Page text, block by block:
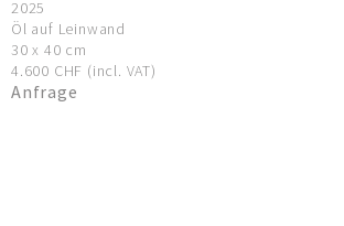
2025
Öl auf Leinwand
30 x 40 cm
4.600 CHF (incl. VAT)
Anfrage